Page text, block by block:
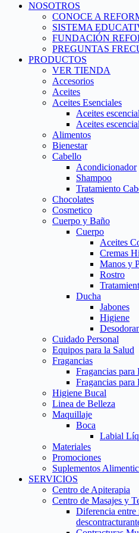
NOSOTROS
CONOCE A
SISTEMA
FUNDACIÓN
PREGUNTAS
PRODUCTOS
VER TIENDA
Accesorios
Aceites
Aceites Esenciales
Aceites
Aceites
Alimentos
Bienestar
Cabello
Acondicionador
Shampoo
Tratamiento
Chocolates
Cosmetico
Cuerpo y Baño
Cuerpo
Aceites
Cremas
Manos y
Rostro
Ducha
Jabones
Higiene
Cuidado Personal
Equipos para la Salud
Fragancias
Fragancias para
Fragancias para
Higiene Bucal
Linea de Belleza
Maquillaje
Boca
Labial
Materiales
Promociones
Suplementos
SERVICIOS
Centro de Apiterapia
Centro de Masajes y
Diferencia entre